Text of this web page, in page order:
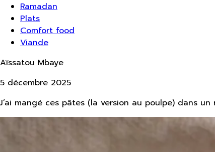
Ramadan
Plats
Comfort food
Viande
Aïssatou Mbaye
5 décembre 2025
J’ai mangé ces pâtes (la version au poulpe) dans